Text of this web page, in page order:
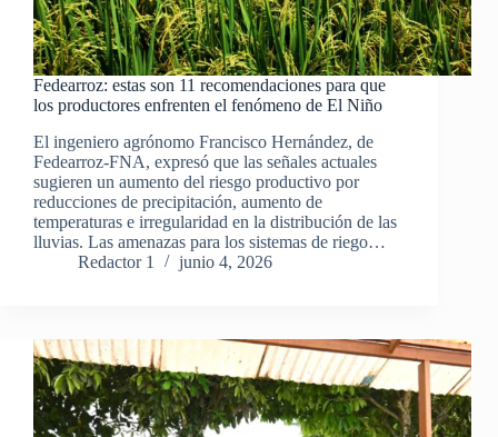
Fedearroz: estas son 11 recomendaciones para que
los productores enfrenten el fenómeno de El Niño
El ingeniero agrónomo Francisco Hernández, de
Fedearroz-FNA, expresó que las señales actuales
sugieren un aumento del riesgo productivo por
reducciones de precipitación, aumento de
temperaturas e irregularidad en la distribución de las
lluvias. Las amenazas para los sistemas de riego…
Redactor 1
junio 4, 2026